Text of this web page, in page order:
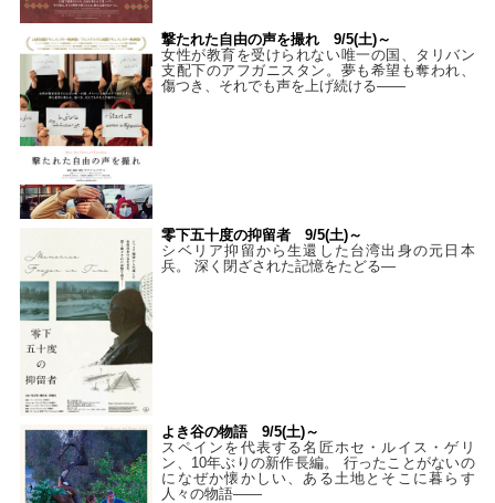
撃たれた自由の声を撮れ 9/5(土)～
女性が教育を受けられない唯一の国、タリバン
支配下のアフガニスタン。夢も希望も奪われ、
傷つき、それでも声を上げ続ける——
零下五十度の抑留者 9/5(土)～
シベリア抑留から生還した台湾出身の元日本
兵。 深く閉ざされた記憶をたどる—
よき谷の物語 9/5(土)～
スペインを代表する名匠ホセ・ルイス・ゲリ
ン、10年ぶりの新作長編。 行ったことがないの
になぜか懐かしい、ある土地とそこに暮らす
人々の物語――